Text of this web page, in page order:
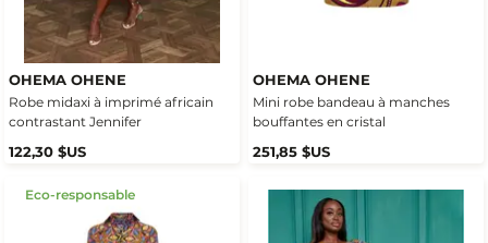
OHEMA OHENE
Robe midaxi à imprimé africain
contrastant Jennifer
122,30 $US
OHEMA OHENE
Mini robe bandeau à manches
bouffantes en cristal
251,85 $US
Eco-responsable